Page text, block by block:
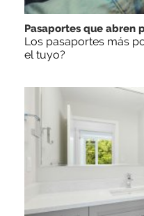
Pasaportes que abren
Los pasaportes más
el tuyo?